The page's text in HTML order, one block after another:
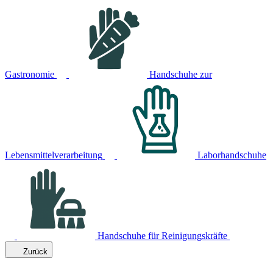
Gastronomie Handschuhe zur
Lebensmittelverarbeitung Laborhandschuhe
Handschuhe für Reinigungskräfte
Zurück